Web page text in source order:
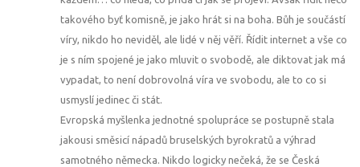
takového byť komisně, je jako hrát si na boha. Bůh je součástí
víry, nikdo ho neviděl, ale lidé v něj věří. Řídit internet a vše co
je s ním spojené je jako mluvit o svobodě, ale diktovat jak má
vypadat, to není dobrovolná víra ve svobodu, ale to co si
usmyslí jedinec či stát.
Evropská myšlenka jednotné spolupráce se postupně stala
jakousi směsicí nápadů bruselských byrokratů a výhrad
samotného německa. Nikdo logicky nečeká, že se Česká